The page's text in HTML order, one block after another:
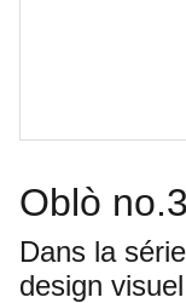
Oblò
Dans la
design visuel